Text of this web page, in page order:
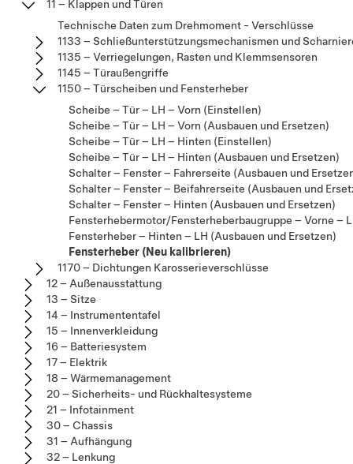
11 – Klappen und Türen
Technische Daten zum Drehmoment - Verschlüsse
1133 – Schließunterstützungsmechanismen und
1135 – Verriegelungen, Rasten und Klemmsensoren
1145 – Türaußengriffe
1150 – Türscheiben und Fensterheber
Scheibe – Tür – LH – Vorn (Einstellen)
Scheibe – Tür – LH – Vorn (Ausbauen und Ersetzen)
Scheibe – Tür – LH – Hinten (Einstellen)
Scheibe – Tür – LH – Hinten (Ausbauen und Ersetzen)
Schalter – Fenster – Fahrerseite (Ausbauen und
Schalter – Fenster – Beifahrerseite (Ausbauen und
Schalter – Fenster – Hinten (Ausbauen und Ersetzen)
Fensterhebermotor/Fensterheberbaugruppe – Vorne –
Fensterheber – Hinten – LH (Ausbauen und Ersetzen)
Fensterheber (Neu kalibrieren)
1170 – Dichtungen Karosserieverschlüsse
12 – Außenausstattung
13 – Sitze
14 – Instrumententafel
15 – Innenverkleidung
16 – Batteriesystem
17 – Elektrik
18 – Wärmemanagement
20 – Sicherheits- und Rückhaltesysteme
21 – Infotainment
30 – Chassis
31 – Aufhängung
32 – Lenkung